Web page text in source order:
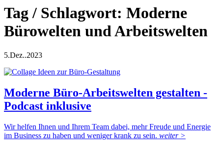
Tag / Schlagwort: Moderne
Bürowelten und Arbeitswelten
5.Dez..2023
Moderne Büro-Arbeitswelten gestalten -
Podcast inklusive
Wir helfen Ihnen und Ihrem Team dabei, mehr Freude und Energie
im Business zu haben und weniger krank zu sein. weiter >